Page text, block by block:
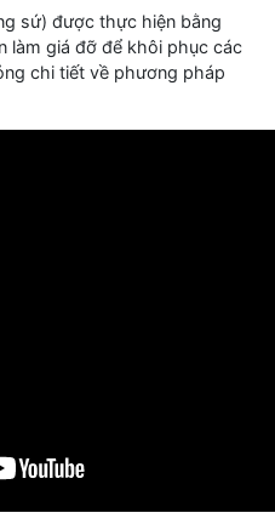
sứ) được thực hiện bằng
làm giá đỡ để khôi phục các
chi tiết về phương pháp